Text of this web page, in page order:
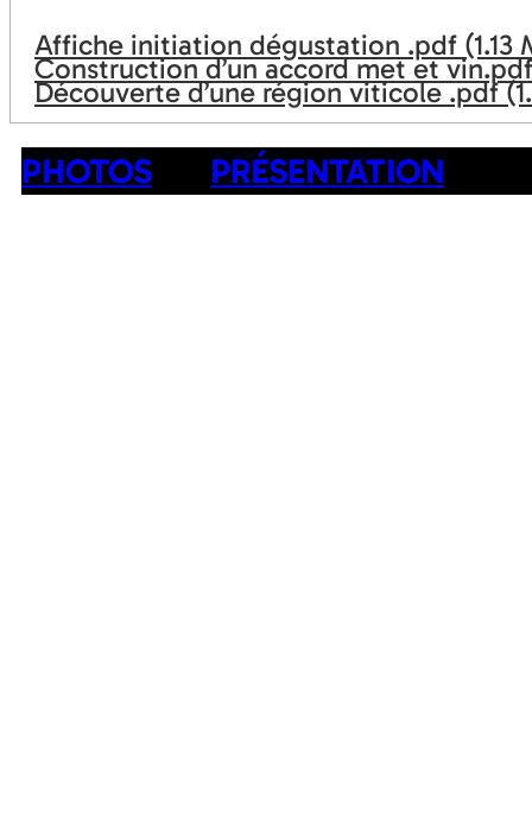
Affiche initiation dégustation .pdf (1.13
Construction d’un accord met et
Découverte d’une région viticole .pdf
PHOTOS PRÉSENTATION